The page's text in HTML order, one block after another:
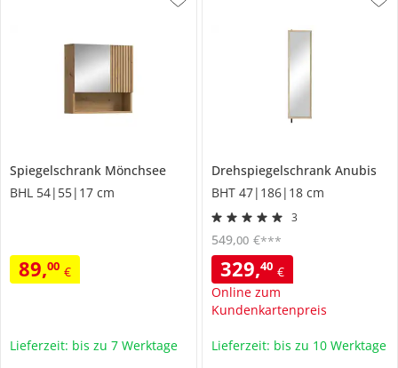
Spiegelschrank Mönchsee
BHL 54|55|17 cm
89,00 €
Lieferzeit: bis zu 7 Werktage
Drehspiegelschrank Anubis
BHT 47|186|18 cm
3
329,40 €
Online zum
Kundenkartenpreis
549,00 €***
Lieferzeit: bis zu 10 Werktage